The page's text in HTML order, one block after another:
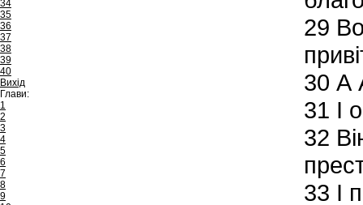
34
35
36
37
38
39
40
Вихід
Глави:
1
2
3
4
5
6
7
8
9
29
30 А
31 І
32
33 І